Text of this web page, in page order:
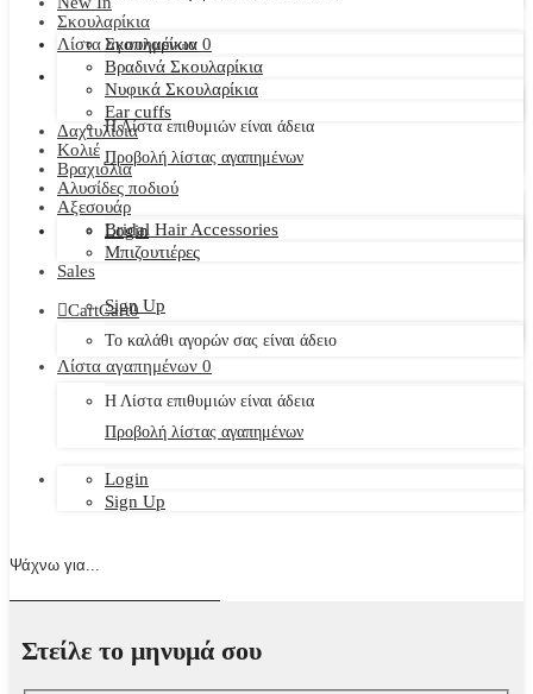
Λίστα αγαπημένων 0
Η Λίστα επιθυμιών είναι άδεια
Προβολή λίστας αγαπημένων
Login
Sign Up
Σκουλαρίκια
Σκουλαρίκια
Βραδινά Σκουλαρίκια
Νυφικά Σκουλαρίκια
Ear cuffs
Δαχτυλίδια
Κολιέ
Βραχιόλια
Αλυσίδες ποδιού
Αξεσουάρ
Bridal Hair Accessories
Μπιζουτιέρες
Sales
CartCart0
Το καλάθι αγορών σας είναι άδειο
Λίστα αγαπημένων 0
Η Λίστα επιθυμιών είναι άδεια
Προβολή λίστας αγαπημένων
Login
Sign Up
Στείλε το μηνυμά σου